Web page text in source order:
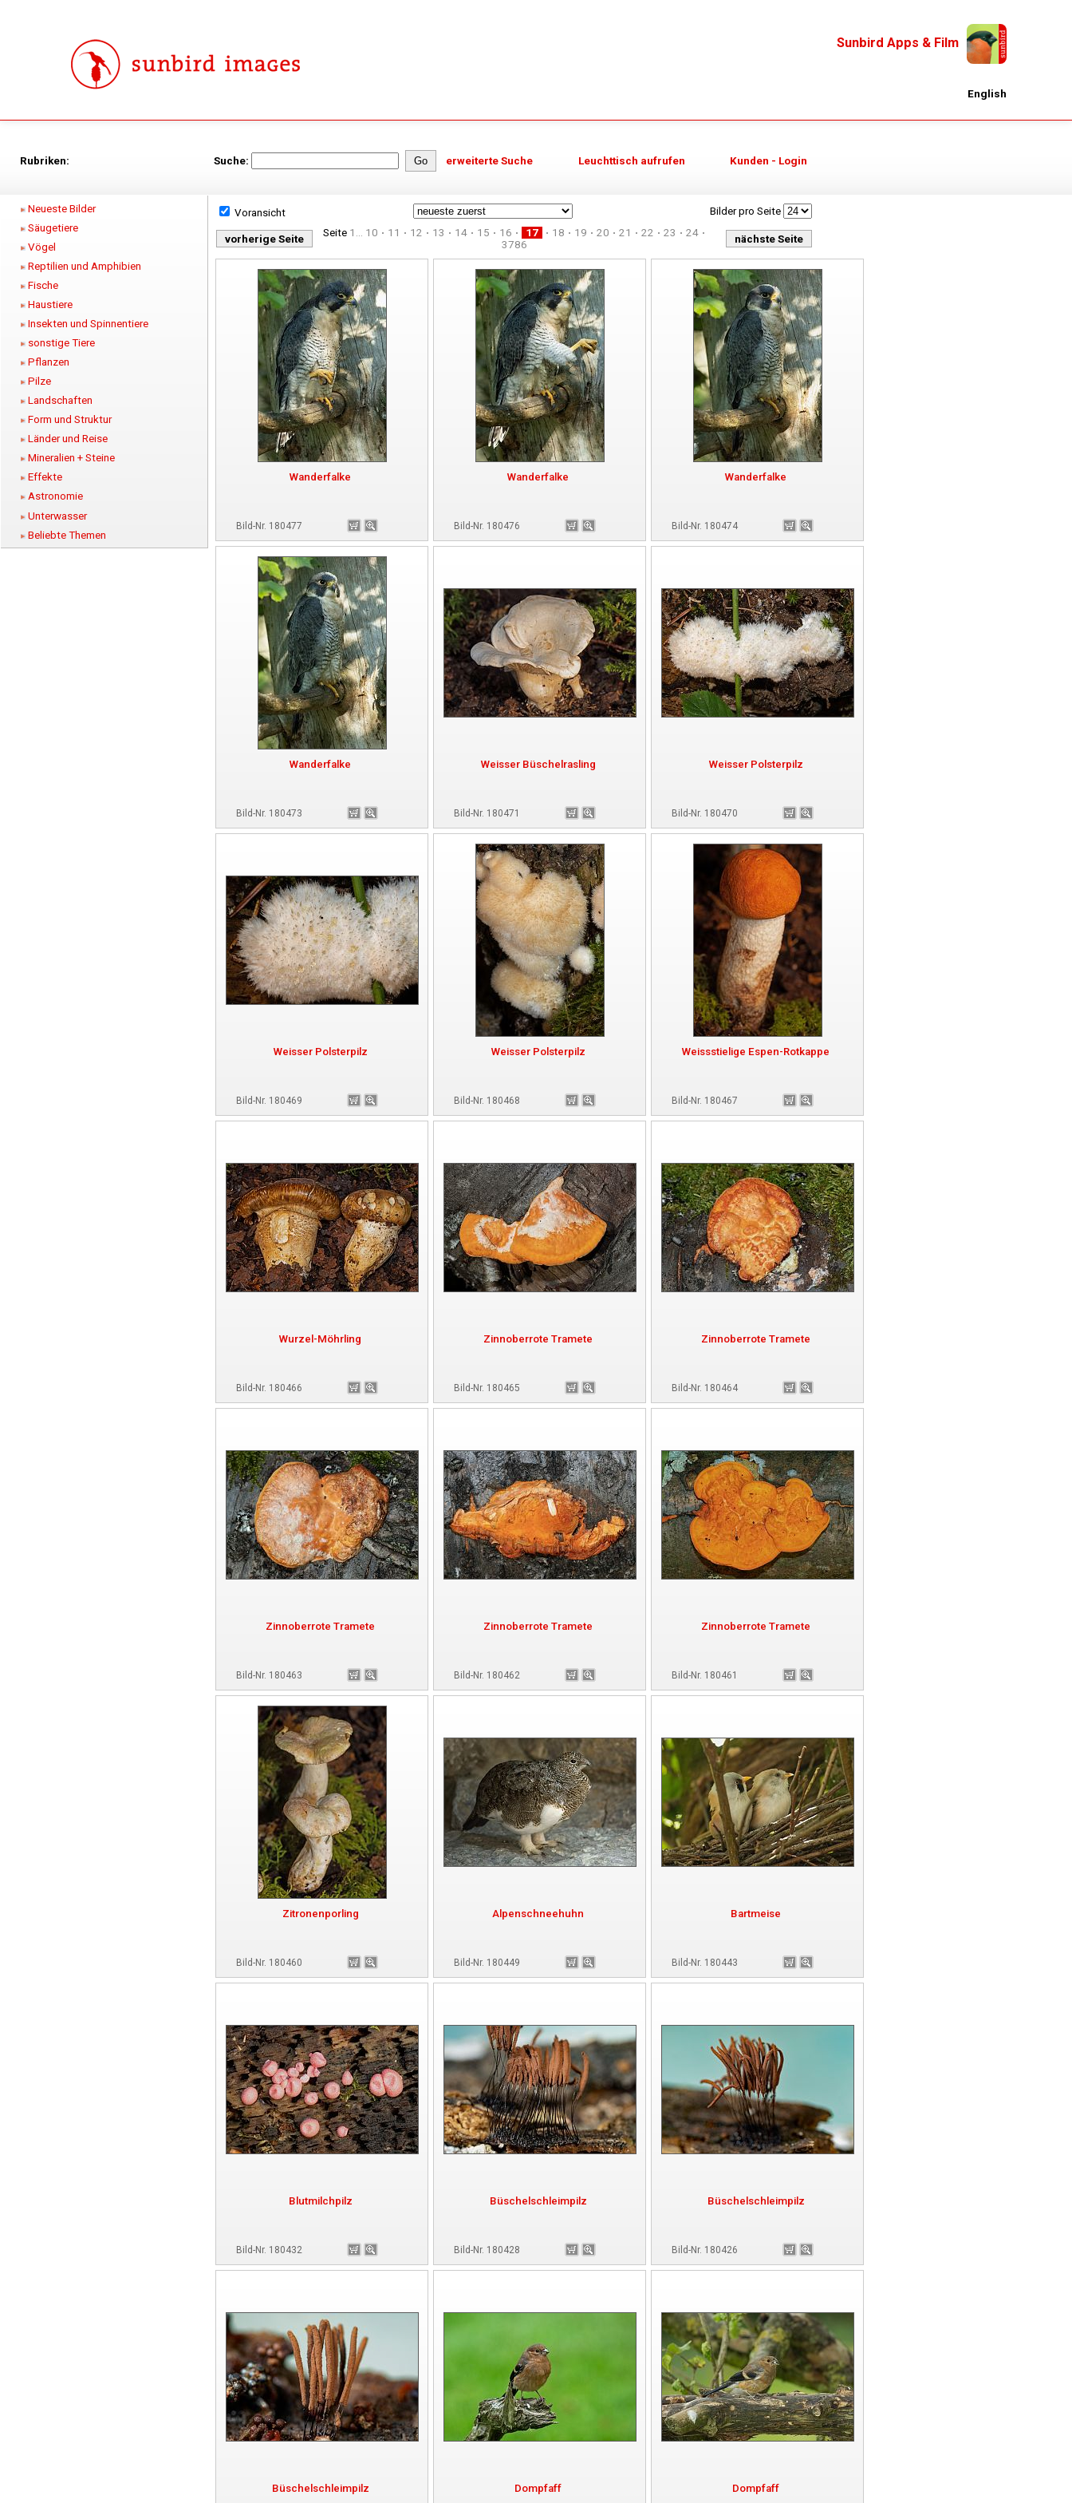
Sunbird Apps & Film
English
Rubriken: Suche: erweiterte Suche Leuchttisch aufrufen Kunden - Login
Neueste Bilder
Säugetiere
Vögel
Reptilien und Amphibien
Fische
Haustiere
Insekten und Spinnentiere
sonstige Tiere
Pflanzen
Pilze
Landschaften
Form und Struktur
Länder und Reise
Mineralien + Steine
Effekte
Astronomie
Unterwasser
Beliebte Themen
Voransicht Bilder pro Seite
vorherige Seite
Seite 1... 10 11 12 13 14 15 16 17 18 19 20 21 22 23
24
3786
nächste Seite
Wanderfalke
Bild-Nr. 180477
Wanderfalke
Bild-Nr. 180476
Wanderfalke
Bild-Nr. 180474
Wanderfalke
Bild-Nr. 180473
Weisser Büschelrasling
Bild-Nr. 180471
Weisser Polsterpilz
Bild-Nr. 180470
Weisser Polsterpilz
Bild-Nr. 180469
Weisser Polsterpilz
Bild-Nr. 180468
Weissstielige Espen-Rotkappe
Bild-Nr. 180467
Wurzel-Möhrling
Bild-Nr. 180466
Zinnoberrote Tramete
Bild-Nr. 180465
Zinnoberrote Tramete
Bild-Nr. 180464
Zinnoberrote Tramete
Bild-Nr. 180463
Zinnoberrote Tramete
Bild-Nr. 180462
Zinnoberrote Tramete
Bild-Nr. 180461
Zitronenporling
Bild-Nr. 180460
Alpenschneehuhn
Bild-Nr. 180449
Bartmeise
Bild-Nr. 180443
Blutmilchpilz
Bild-Nr. 180432
Büschelschleimpilz
Bild-Nr. 180428
Büschelschleimpilz
Bild-Nr. 180426
Büschelschleimpilz Dompfaff Dompfaff